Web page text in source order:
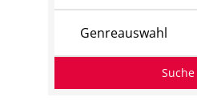
Genreauswahl
Suche